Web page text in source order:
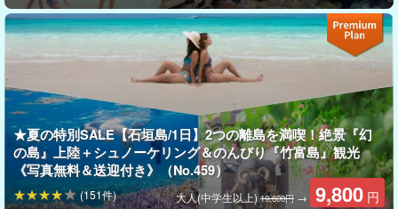
→ダイビングに自信のない方、久しぶりの方専用コース。プラス
2500円で基本的なスキルや不安なを練習していただけます。
★夏の特別SALE【石垣島/1日】2つの離島を満喫！絶景『幻
の島』上陸＋シュノーケリング＆のんびり『竹富島』観光
《写真無料＆送迎付き》（No.459）
大人(中学生以上)19,600円 → 9,800 円
(151件)